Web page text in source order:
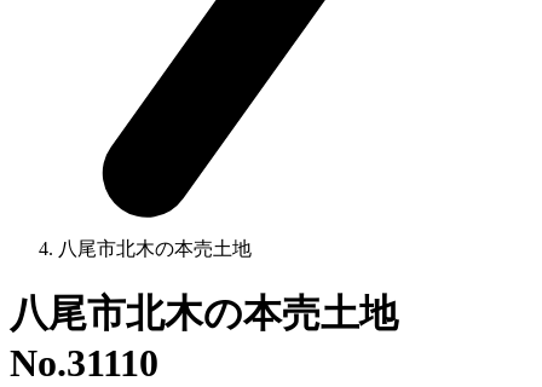
八尾市北木の本売土地
八尾市北木の本売土地
No.31110